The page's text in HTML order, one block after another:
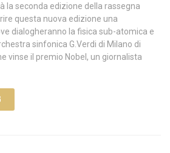
la seconda edizione della rassegna
questa nuova edizione una
dialogheranno la fisica sub-atomica e
sinfonica G.Verdi di Milano di
vinse il premio Nobel, un giornalista